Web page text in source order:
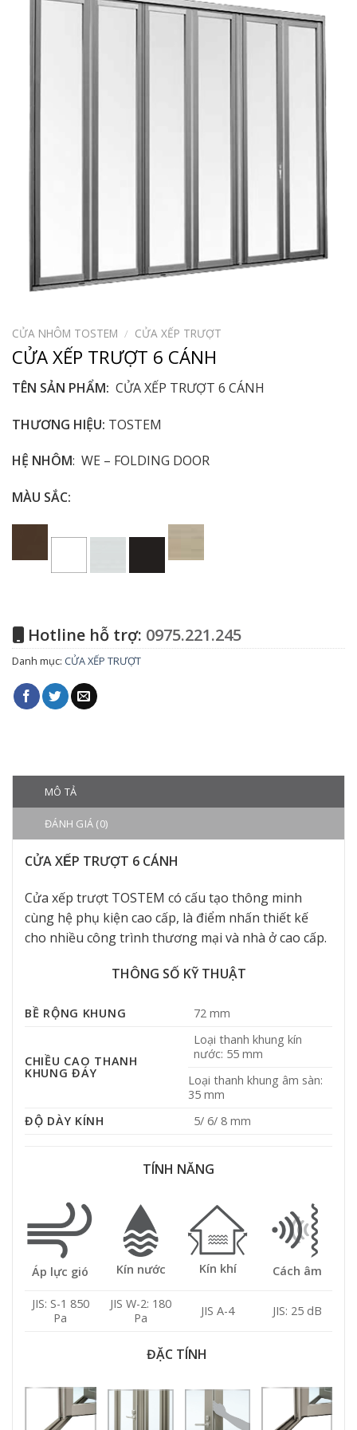
CỬA NHÔM TOSTEM / CỬA XẾP TRƯỢT
CỬA XẾP TRƯỢT 6 CÁNH
TÊN SẢN PHẨM: CỬA XẾP TRƯỢT 6 CÁNH
THƯƠNG HIỆU: TOSTEM
HỆ NHÔM: WE – FOLDING DOOR
MÀU SẮC:
Hotline hỗ trợ: 0975.221.245
Danh mục: CỬA XẾP TRƯỢT
MÔ TẢ
ĐÁNH GIÁ (0)
CỬA XẾP TRƯỢT 6 CÁNH
Cửa xếp trượt TOSTEM có cấu tạo thông minh
cùng hệ phụ kiện cao cấp, là điểm nhấn thiết kế
cho nhiều công trình thương mại và nhà ở cao cấp.
THÔNG SỐ KỸ THUẬT
BỀ RỘNG KHUNG 72 mm
CHIỀU CAO THANH
KHUNG ĐÁY
Loại thanh khung kín
nước: 55 mm
Loại thanh khung âm sàn:
35 mm
ĐỘ DÀY KÍNH
5/ 6/ 8 mm
TÍNH NĂNG
Áp lực gió Kín nước Kín khí Cách âm
JIS: S-1 850
Pa
JIS W-2: 180
Pa
JIS A-4 JIS: 25 dB
ĐẶC TÍNH